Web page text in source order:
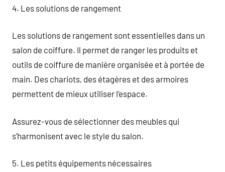
4. Les solutions de rangement
Les solutions de rangement sont essentielles dans un
salon de coiffure. Il permet de ranger les produits et
outils de coiffure de manière organisée et à portée de
main. Des chariots, des étagères et des armoires
permettent de mieux utiliser l’espace.
Assurez-vous de sélectionner des meubles qui
s’harmonisent avec le style du salon.
5. Les petits équipements nécessaires